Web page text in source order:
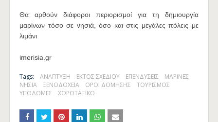
Θα αρθούν διάφοροι περιορισμοί για τη δημιουργία
μαρίνων τόσο σε νησιά, όσο και στις μεγάλες πόλεις με
λιμάνι
imerisia.gr
Tags: ΑΝΑΠΤΥΞΗ ΕΚΤΟΣ ΣΧΕΔΙΟΥ ΕΠΕΝΔΥΣΕΙΣ
ΜΑΡΙΝΕΣ
ΝΗΣΙΑ
ΞΕΝΟΔΟΧΕΙΑ ΟΡΟΙ ΔΟΜΗΣΗΣ
ΤΟΥΡΙΣΜΟΣ
ΥΠΟΔΟΜΕΣ
ΧΩΡΟΤΑΞΙΚΟ